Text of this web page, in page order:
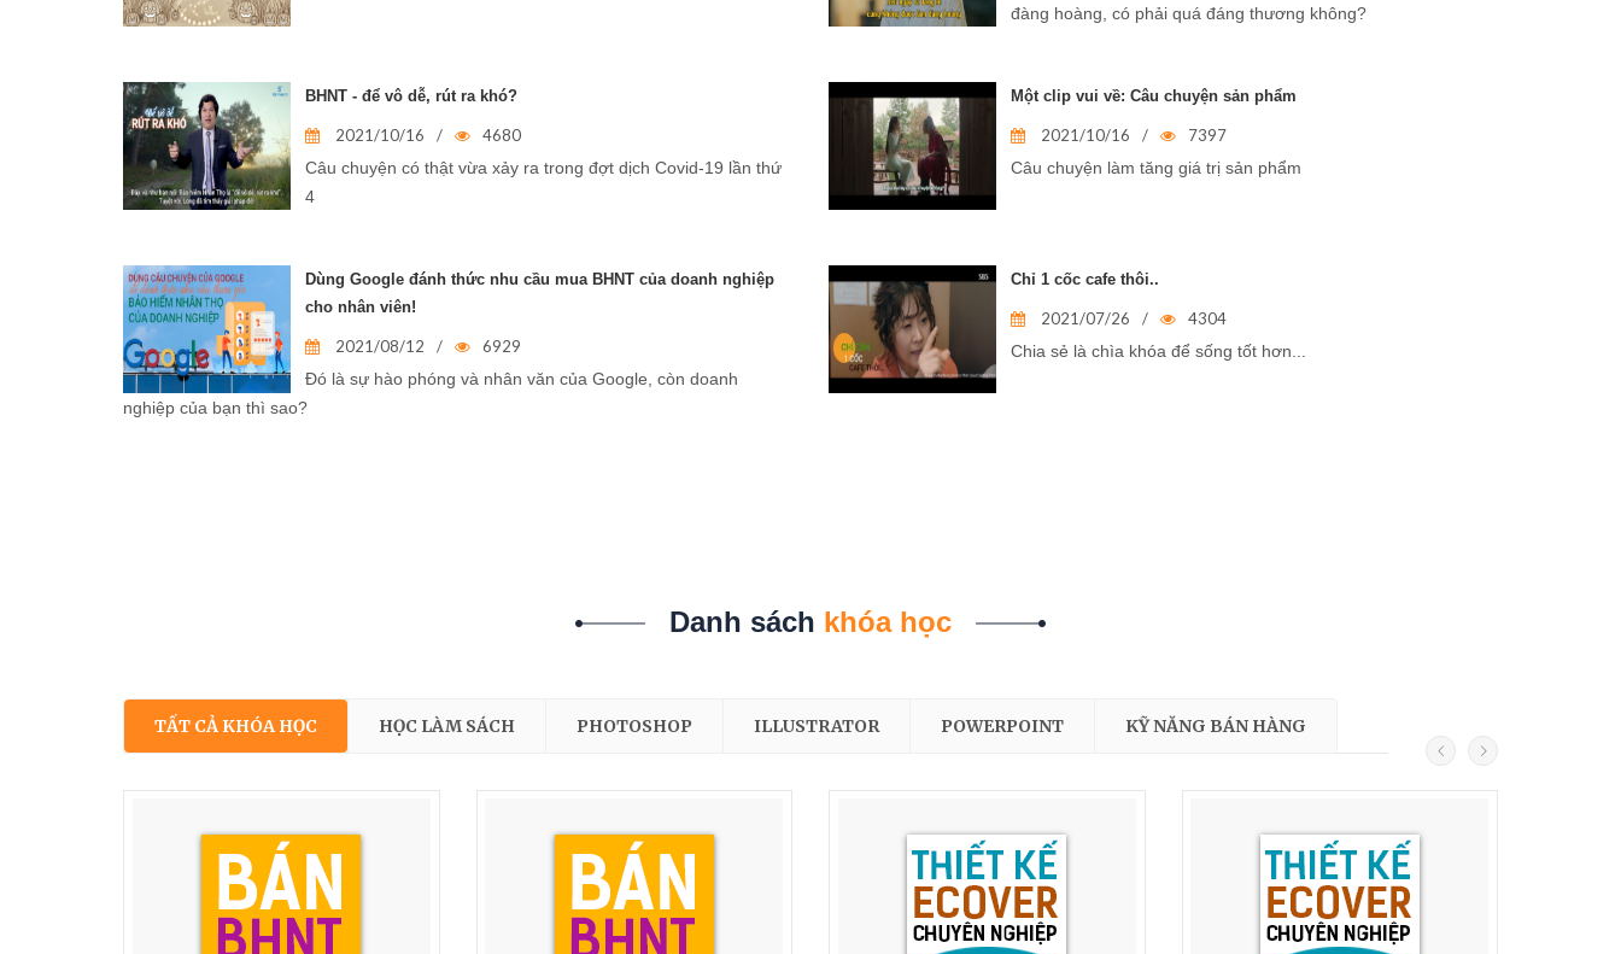
đàng hoàng, có phải quá đáng thương không?
BHNT - để vô dễ, rút ra khó?
2021/10/16 /
4680
Câu chuyện có thật vừa xảy ra trong đợt dịch Covid-19 lần thứ
4
Một clip vui về: Câu chuyện sản phẩm
2021/10/16 /
7397
Câu chuyện làm tăng giá trị sản phẩm
Dùng Google đánh thức nhu cầu mua BHNT của doanh nghiệp
cho nhân viên!
2021/08/12 /
6929
Đó là sự hào phóng và nhân văn của Google, còn doanh
nghiệp của bạn thì sao?
Chỉ 1 cốc cafe thôi..
2021/07/26 /
4304
Chia sẻ là chìa khóa để sống tốt hơn...
Danh sách khóa học
TẤT CẢ KHÓA HỌC HỌC LÀM SÁCH PHOTOSHOP ILLUSTRATOR POWERPOINT KỸ NĂNG BÁN HÀNG